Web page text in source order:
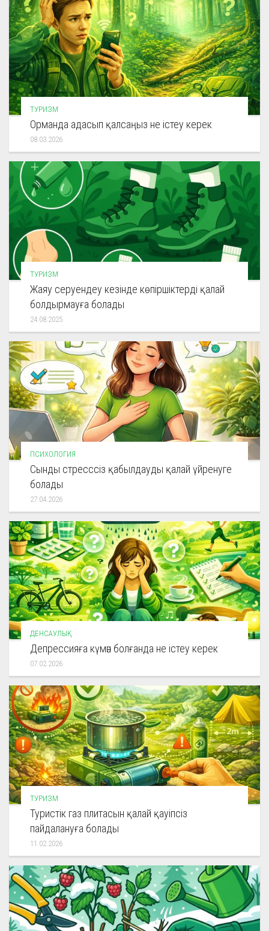
ТУРИЗМ
Орманда адасып қалсаңыз не істеу керек
08.03.2026
ТУРИЗМ
Жаяу серуендеу кезінде көпіршіктерді қалай
болдырмауға болады
24.08.2025
ПСИХОЛОГИЯ
Сынды стресссіз қабылдауды қалай үйренуге
болады
27.04.2026
ДЕНСАУЛЫҚ
Депрессияға күмән болғанда не істеу керек
07.02.2026
ТУРИЗМ
Туристік газ плитасын қалай қауіпсіз
пайдалануға болады
11.02.2026